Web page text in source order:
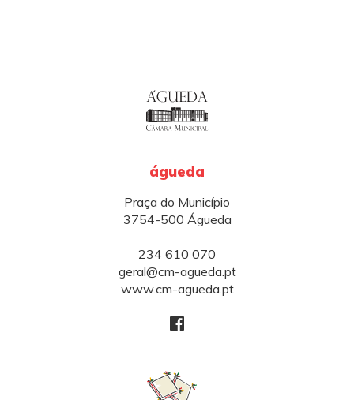
águeda
Praça do Município
3754-500 Águeda
234 610 070
geral@cm-agueda.pt
www.cm-agueda.pt